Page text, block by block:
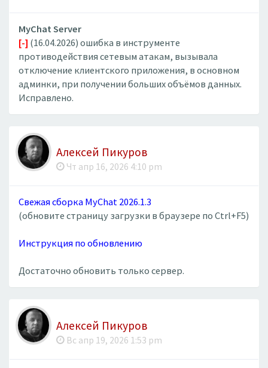
MyChat Server
[-] (16.04.2026) ошибка в инструменте
противодействия сетевым атакам, вызывала
отключение клиентского приложения, в основном
админки, при получении больших объёмов данных.
Исправлено.
Алексей Пикуров
Чт апр 16, 2026 4:10 pm
Свежая сборка MyChat 2026.1.3
(обновите страницу загрузки в браузере по Ctrl+F5)
Инструкция по обновлению
Достаточно обновить только сервер.
Алексей Пикуров
Вс апр 19, 2026 1:53 pm